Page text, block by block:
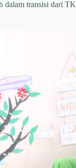
dalam transisi dari TK